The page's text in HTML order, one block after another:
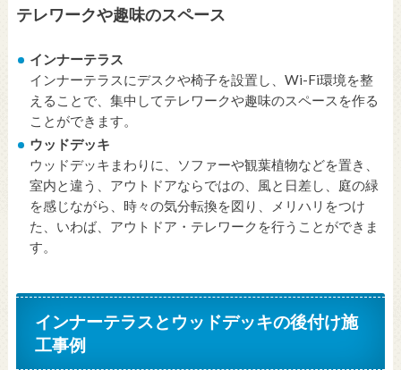
テレワークや趣味のスペース
インナーテラス
インナーテラスにデスクや椅子を設置し、Wi-Fi環境を整
えることで、集中してテレワークや趣味のスペースを作る
ことができます。
ウッドデッキ
ウッドデッキまわりに、ソファーや観葉植物などを置き、
室内と違う、アウトドアならではの、風と日差し、庭の緑
を感じながら、時々の気分転換を図り、メリハリをつけ
た、いわば、アウトドア・テレワークを行うことができま
す。
インナーテラスとウッドデッキの後付け施
工事例